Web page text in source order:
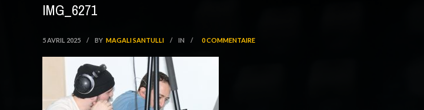
IMG_6271
5 AVRIL 2025 / BY MAGALI SANTULLI / IN / 0 COMMENTAIRE